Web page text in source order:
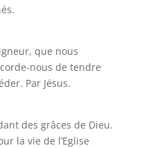
que nous
nous de tendre
Par Jésus.
des grâces de Dieu.
la vie de l’Eglise